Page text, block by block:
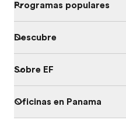
Programas populares
Descubre
Sobre EF
Oficinas en Panama